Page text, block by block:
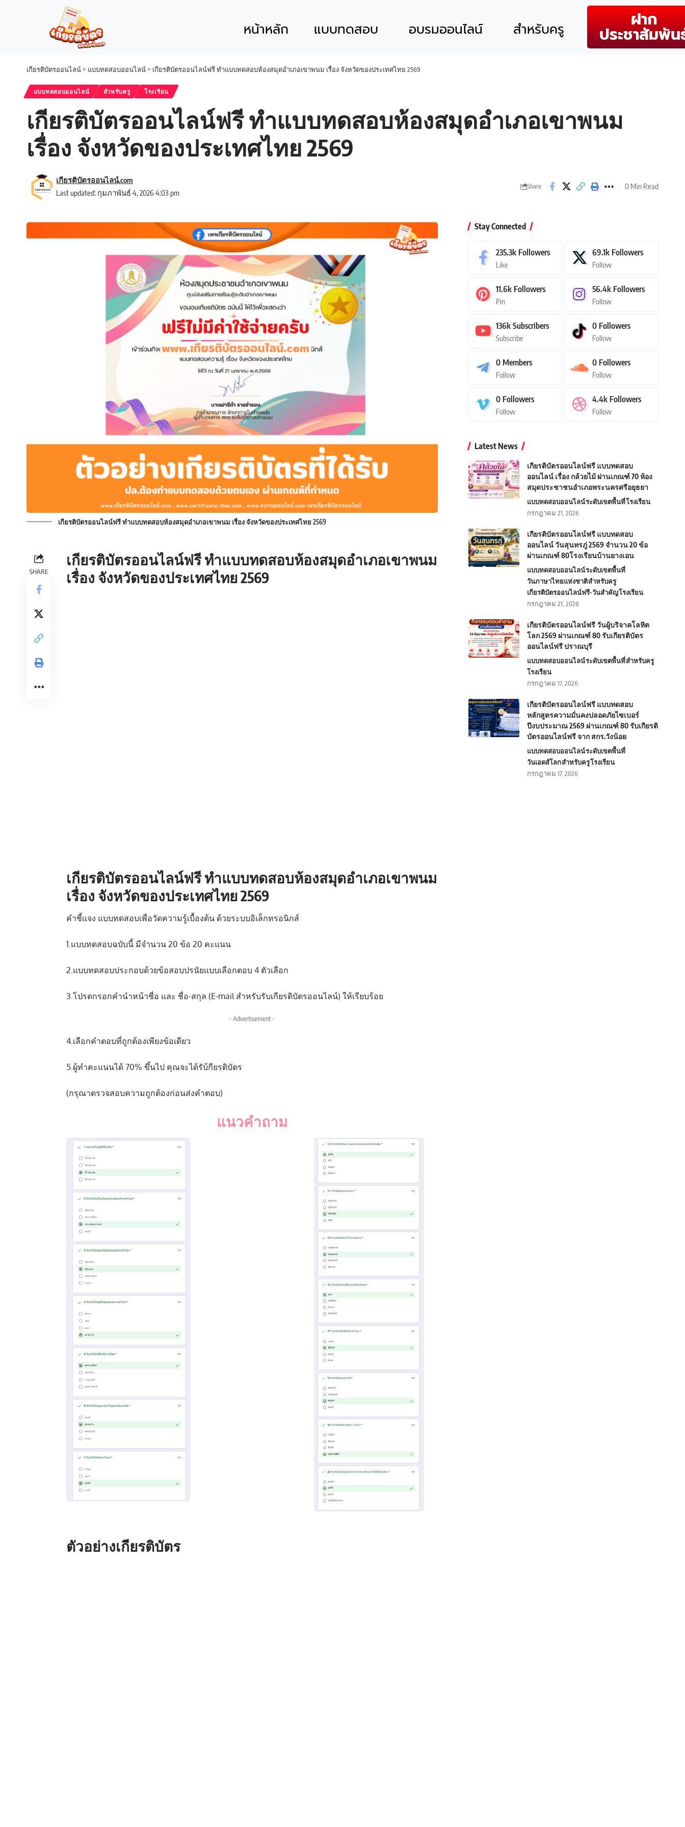
หน้าหลัก แบบทดสอบ อบรมออนไลน์ สำหรับครู ฝาก
ประชาสัมพัน
เกียรติบัตรออนไลน์ > แบบทดสอบออนไลน์ > เกียรติบัตรออนไลน์ฟรี ทำแบบทดสอบห้องสมุดอำเภอเขาพนม เรื่อง จังหวัดของประเทศไทย 2569
แบบทดสอบออนไลน์ สำหรับครู โรงเรียน
เกียรติบัตรออนไลน์ฟรี ทำแบบทดสอบห้องสมุดอำเภอเขาพนม
เรื่อง จังหวัดของประเทศไทย 2569
Last updated: กุมภาพันธ์ 4, 2026 4:03 pm
เกียรติบัตรออนไลน์.com
Share 0 Min Read
เกียรติบัตรออนไลน์ฟรี ทำแบบทดสอบห้องสมุดอำเภอเขาพนม เรื่อง จังหวัดของประเทศไทย 2569
SHARE
เกียรติบัตรออนไลน์ฟรีทำแบบทดสอบห้องสมุดอำเภอเขาพนม
เรื่อง จังหวัดของประเทศไทย 2569
เกียรติบัตรออนไลน์ฟรี ทำแบบทดสอบห้องสมุดอำเภอเขาพนม
เรื่อง จังหวัดของประเทศไทย 2569
คำชี้แจง แบบทดสอบเพื่อวัดความรู้เบื้องต้น ด้วยระบบอิเล็กทรอนิกส์
1.แบบทดสอบฉบับนี้ มีจำนวน 20 ข้อ 20 คะแนน
2.แบบทดสอบประกอบด้วยข้อสอบปรนัยแบบเลือกตอบ 4 ตัวเลือก
3.โปรดกรอกคำนำหน้าชื่อ และ ชื่อ-สกุล (E-mail สำหรับรับเกียรติบัตรออนไลน์) ให้เรียบร้อย
- Advertisement -
4.เลือกคำตอบที่ถูกต้องเพียงข้อเดียว
5.ผู้ทำคะแนนได้ 70% ขึ้นไป คุณจะได้รับ้กียรติบัตร
(กรุณาตรวจสอบความถูกต้องก่อนส่งคำตอบ)
แนวคำถาม
ตัวอย่างเกียรติบัตร
Stay Connected
235.3k Followers
Like
69.1k Followers
Follow
11.6k Followers
Pin
56.4k Followers
Follow
136k Subscribers
Subscribe
0 Followers
Follow
0 Members
Follow
0 Followers
Follow
0 Followers
Follow
4.4k Followers
Follow
Latest News
เกียรติบัตรออนไลน์ฟรี แบบทดสอบ
ออนไลน์ เรื่อง กล้วยไม้ ผ่านเกณฑ์ 70 ห้อง
สมุดประชาชนอำเภอพระนครศรีอยุธยา
แบบทดสอบออนไลน์ระดับเขตพื้นที่โรงเรียน
กรกฎาคม 21, 2026
เกียรติบัตรออนไลน์ฟรี แบบทดสอบ
ออนไลน์ วันสุนทรภู่ 2569 จำนวน 20 ข้อ
ผ่านเกณฑ์ 80โรงเรียนบ้านยางเอน
แบบทดสอบออนไลน์ระดับเขตพื้นที่
วันภาษาไทยแห่งชาติสำหรับครู
เกียรติบัตรออนไลน์ฟรี-วันสำคัญโรงเรียน
กรกฎาคม 21, 2026
เกียรติบัตรออนไลน์ฟรี วันผู้บริจาคโลหิต
โลก 2569 ผ่านเกณฑ์ 80 รับเกียรติบัตร
ออนไลน์ฟรี ปราณบุรี
แบบทดสอบออนไลน์ระดับเขตพื้นที่สำหรับครู
โรงเรียน
กรกฎาคม 17, 2026
เกียรติบัตรออนไลน์ฟรี แบบทดสอบ
หลักสูตรความมั่นคงปลอดภัยไซเบอร์
ปีงบประมาณ 2569 ผ่านเกณฑ์ 80 รับเกียรติ
บัตรออนไลน์ฟรี จาก สกร.วังน้อย
แบบทดสอบออนไลน์ระดับเขตพื้นที่
วันเอดส์โลกสำหรับครูโรงเรียน
กรกฎาคม 17, 2026